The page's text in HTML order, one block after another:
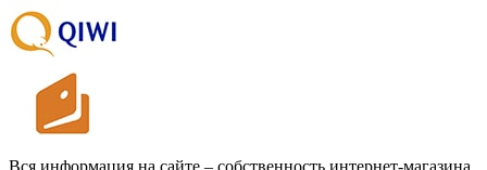
Вся информация на сайте – собственность интернет-магазина